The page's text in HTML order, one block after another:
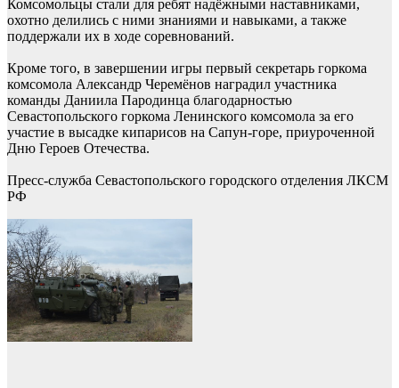
Комсомольцы стали для ребят надёжными наставниками,
охотно делились с ними знаниями и навыками, а также
поддержали их в ходе соревнований.
Кроме того, в завершении игры первый секретарь горкома
комсомола Александр Черемёнов наградил участника
команды Даниила Пародинца благодарностью
Севастопольского горкома Ленинского комсомола за его
участие в высадке кипарисов на Сапун-горе, приуроченной
Дню Героев Отечества.
Пресс-служба Севастопольского городского отделения ЛКСМ
РФ